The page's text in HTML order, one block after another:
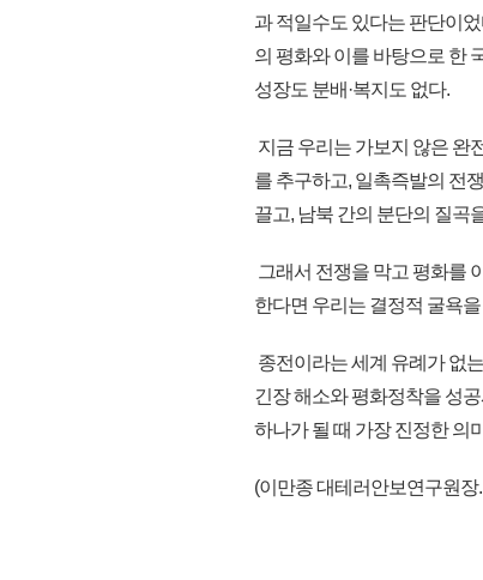
과 적일수도 있다는 판단이
의 평화와 이를 바탕으로 한
성장도 분배·복지도 없다.
지금 우리는 가보지 않은 완
를 추구하고, 일촉즉발의 전
끌고, 남북 간의 분단의 질곡
그래서 전쟁을 막고 평화를
한다면 우리는 결정적 굴욕
종전이라는 세계 유례가 없
긴장 해소와 평화정착을 성
하나가 될 때 가장 진정한 의
(이만종 대테러안보연구원